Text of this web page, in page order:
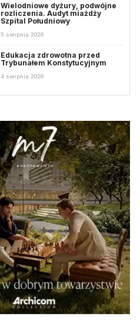
Wielodniowe dyżury, podwójne
rozliczenia. Audyt miażdży
Szpital Południowy
5 sierpnia 2026
Edukacja zdrowotna przed
Trybunałem Konstytucyjnym
4 sierpnia 2026